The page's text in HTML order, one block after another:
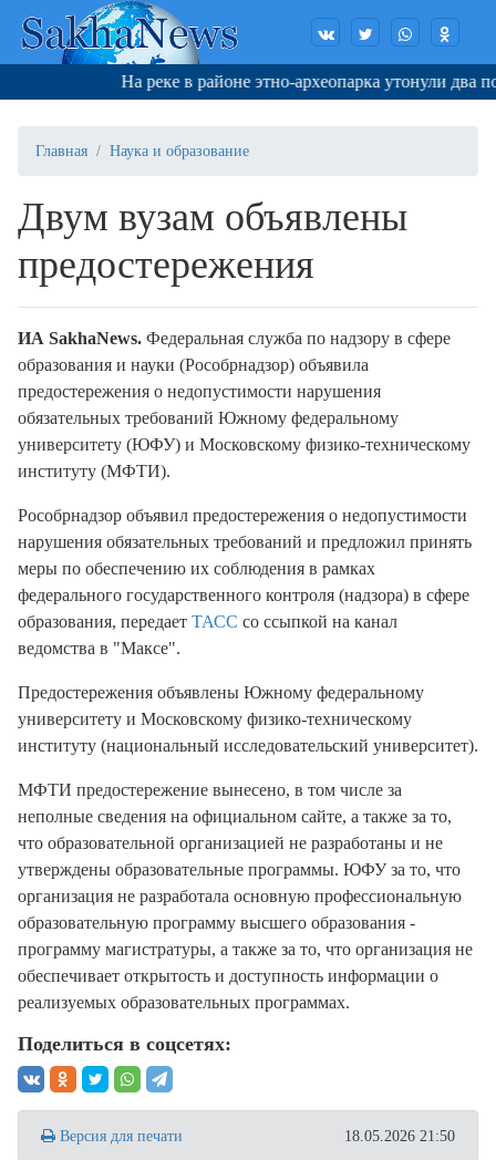
На реке в районе этно-археопарка утонули два
Главная Наука и образование
Двум вузам объявлены
предостережения
ИА SakhaNews. Федеральная служба по надзору в сфере
образования и науки (Рособрнадзор) объявила
предостережения о недопустимости нарушения
обязательных требований Южному федеральному
университету (ЮФУ) и Московскому физико-техническому
институту (МФТИ).
Рособрнадзор объявил предостережения о недопустимости
нарушения обязательных требований и предложил принять
меры по обеспечению их соблюдения в рамках
федерального государственного контроля (надзора) в сфере
образования, передает ТАСС со ссыпкой на канал
ведомства в "Maксе".
Предостережения объявлены Южному федеральному
университету и Московскому физико-техническому
институту (национальный исследовательский университет).
МФТИ предостережение вынесено, в том числе за
неполные сведения на официальном сайте, а также за то,
что образовательной организацией не разработаны и не
утверждены образовательные программы. ЮФУ за то, что
организация не разработала основную профессиональную
образовательную программу высшего образования -
программу магистратуры, а также за то, что организация не
обеспечивает открытость и доступность информации о
реализуемых образовательных программах.
Поделиться в соцсетях:
Версия для печати 18.05.2026 21:50